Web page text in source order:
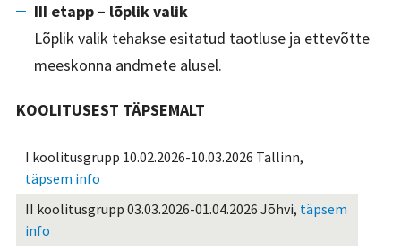
III etapp – lõplik valik
Lõplik valik tehakse esitatud taotluse ja ettevõtte
meeskonna andmete alusel.
KOOLITUSEST TÄPSEMALT
I koolitusgrupp 10.02.2026-10.03.2026 Tallinn,
täpsem info
II koolitusgrupp 03.03.2026-01.04.2026 Jõhvi, täpsem
info